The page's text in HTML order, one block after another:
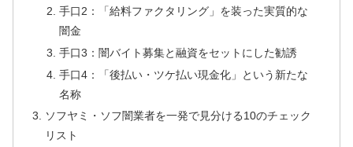
手口2：「給料ファクタリング」を装った実質的な
闇金
手口3：闇バイト募集と融資をセットにした勧誘
手口4：「後払い・ツケ払い現金化」という新たな
名称
ソフヤミ・ソフ闇業者を一発で見分ける10のチェック
リスト